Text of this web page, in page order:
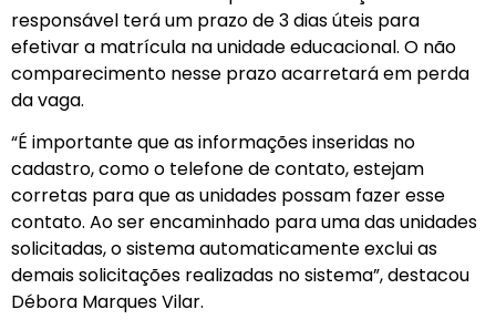
responsável terá um prazo de 3 dias úteis para
efetivar a matrícula na unidade educacional. O não
comparecimento nesse prazo acarretará em perda
da vaga.
“É importante que as informações inseridas no
cadastro, como o telefone de contato, estejam
corretas para que as unidades possam fazer esse
contato. Ao ser encaminhado para uma das unidades
solicitadas, o sistema automaticamente exclui as
demais solicitações realizadas no sistema”, destacou
Débora Marques Vilar.